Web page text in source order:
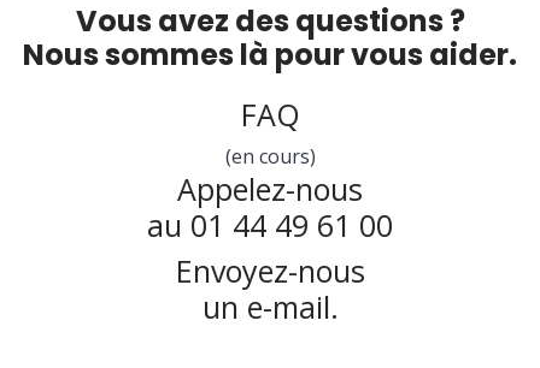
Vous avez des questions ?
Nous sommes là pour vous aider.
FAQ
(en cours)
Appelez-nous
au 01 44 49 61 00
Envoyez-nous
un e-mail.